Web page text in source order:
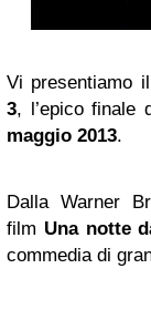
Vi presentiamo
3, l’epico finale
maggio 2013.
Dalla Warner
film Una notte
commedia di